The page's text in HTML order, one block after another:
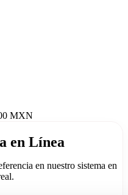
MXN
en Línea
en nuestro sistema en